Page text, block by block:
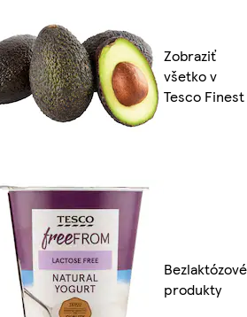
Zobraziť
všetko v
Tesco Finest
Bezlaktózové
produkty